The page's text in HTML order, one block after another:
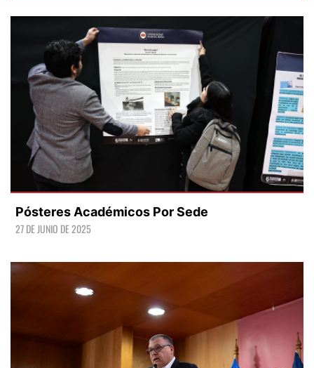
Pósteres Académicos Por Sede
27 DE JUNIO DE 2025